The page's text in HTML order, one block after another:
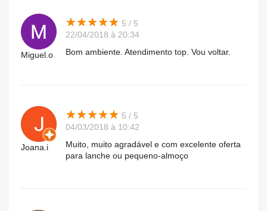
Miguel.o
★★★★★
★★★★★ 5 / 5
22/04/2018 à 20:34
Bom ambiente. Atendimento top. Vou voltar.
Joana.i
★★★★★
★★★★★ 5 / 5
04/03/2018 à 10:42
Muito, muito agradável e com excelente oferta
para lanche ou pequeno-almoço